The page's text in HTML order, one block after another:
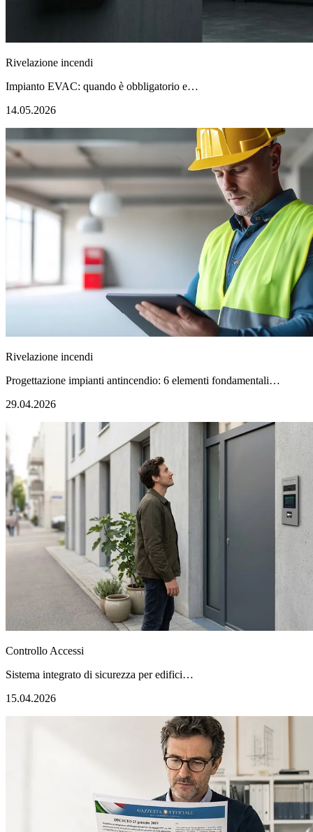
Rivelazione incendi
Impianto EVAC: quando è obbligatorio e…
14.05.2026
Rivelazione incendi
Progettazione impianti antincendio: 6 elementi fondamentali…
29.04.2026
Controllo Accessi
Sistema integrato di sicurezza per edifici…
15.04.2026